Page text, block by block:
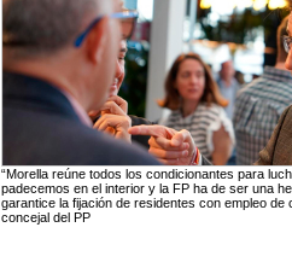
“Morella reúne todos los condicionantes para
padecemos en el interior y la FP ha de ser una
garantice la fijación de residentes con empleo de
concejal del PP